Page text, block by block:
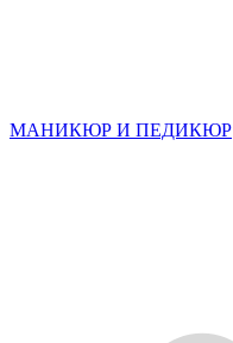
МАНИКЮР И ПЕДИКЮР